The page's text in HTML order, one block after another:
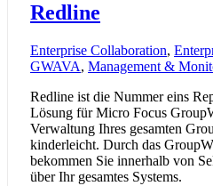
Redline
Enterprise Collaboration,
GWAVA, Management &
Redline ist die Nummer eins
Lösung für Micro Focus
Verwaltung Ihres gesamten
kinderleicht. Durch das
bekommen Sie innerhalb von
über Ihr gesamtes Systems.